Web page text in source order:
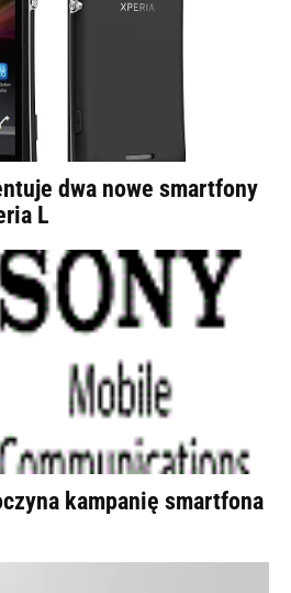
dwa nowe smartfony
L
kampanię smartfona